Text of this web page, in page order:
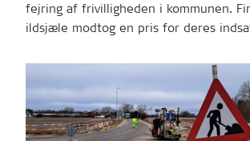
fejring af frivilligheden i kommunen.
ildsjæle modtog en pris for deres